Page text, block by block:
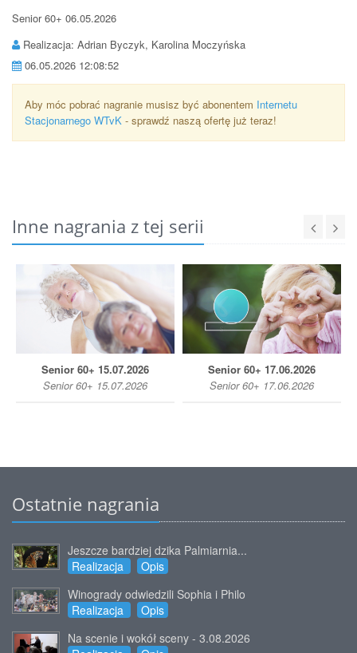
Senior 60+ 06.05.2026
Realizacja: Adrian Byczyk, Karolina Moczyńska
06.05.2026 12:08:52
Aby móc pobrać nagranie musisz być abonentem Internetu
Stacjonarnego WTvK - sprawdź naszą ofertę już teraz!
Inne nagrania z tej serii
Senior 60+ 15.07.2026
Senior 60+ 15.07.2026
Senior 60+ 17.06.2026
Senior 60+ 17.06.2026
Ostatnie nagrania
Jeszcze bardziej dzika Palmiarnia...
Realizacja
Opis
Winogrady odwiedzili Sophia i Philo
Realizacja
Opis
Na scenie i wokół sceny - 3.08.2026